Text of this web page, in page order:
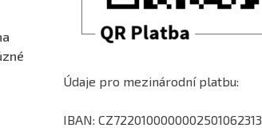
Údaje pro mezinárodní platbu:
IBAN: CZ7220100000002501062313